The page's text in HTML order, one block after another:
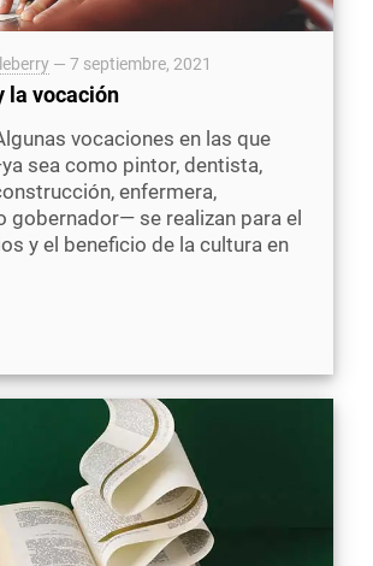
— 7 septiembre, 2021
la vocación
vocaciones en las que
sea como pintor, dentista,
enfermera,
gobernador— se realizan para el
y el beneficio de la cultura en